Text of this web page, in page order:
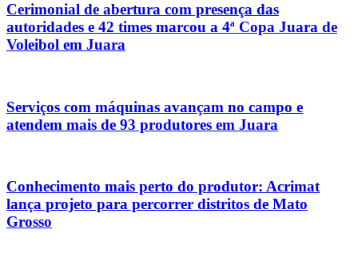
Cerimonial de abertura com presença das
autoridades e 42 times marcou a 4ª Copa Juara de
Voleibol em Juara
Serviços com máquinas avançam no campo e
atendem mais de 93 produtores em Juara
Conhecimento mais perto do produtor: Acrimat
lança projeto para percorrer distritos de Mato
Grosso